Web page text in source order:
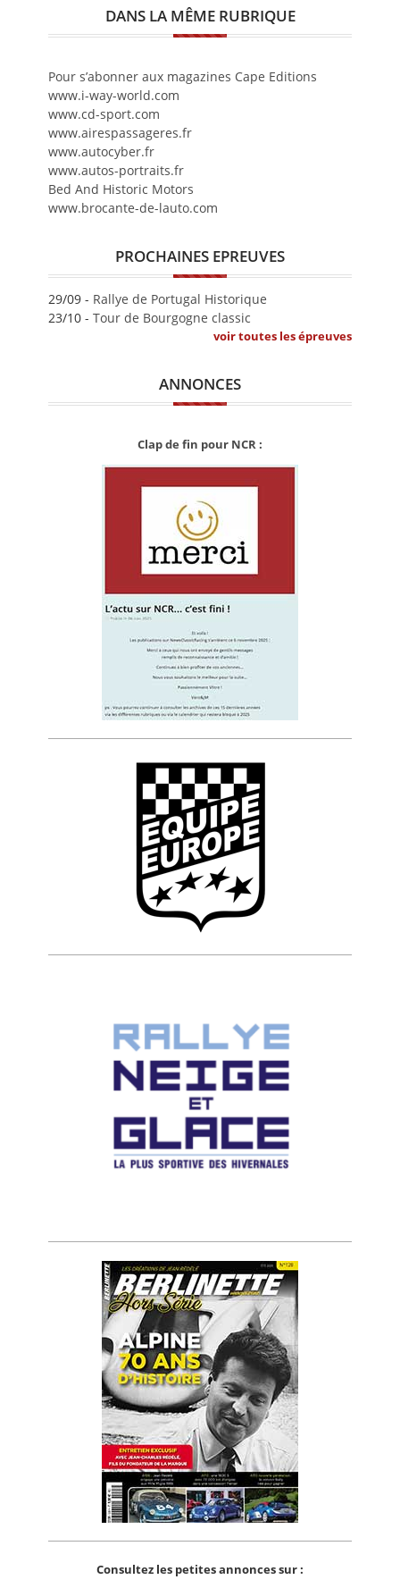
DANS LA MÊME RUBRIQUE
Pour s’abonner aux magazines Cape Editions
www.i-way-world.com
www.cd-sport.com
www.airespassageres.fr
www.autocyber.fr
www.autos-portraits.fr
Bed And Historic Motors
www.brocante-de-lauto.com
PROCHAINES EPREUVES
29/09 - Rallye de Portugal Historique
23/10 - Tour de Bourgogne classic
voir toutes les épreuves
ANNONCES
Clap de fin pour NCR :
Consultez les petites annonces sur :